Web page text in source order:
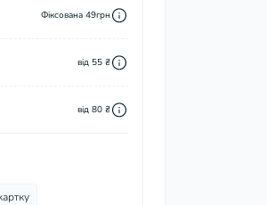
Фіксована 49грн
від 55 ₴
від 80 ₴